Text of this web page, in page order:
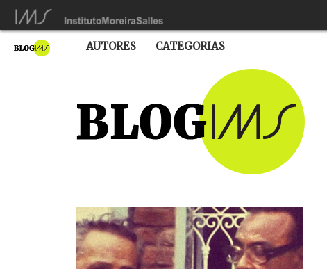
AUTORES CATEGORIAS